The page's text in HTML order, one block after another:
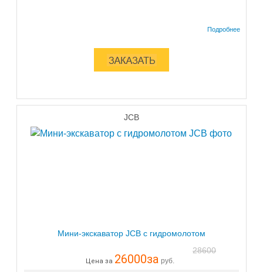
JCB
Мини-экскаватор JCB с гидромолотом
28600
Цена за 26000за руб.